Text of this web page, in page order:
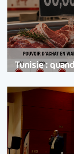
Tunisie :